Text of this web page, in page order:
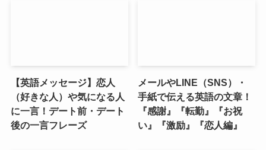
【英語メッセージ】恋人
（好きな人）や気になる人
に一言！デート前・デート
後の一言フレーズ
メールやLINE（SNS）・
手紙で伝える英語の文章！
『感謝』『転勤』『お祝
い』『激励』『恋人編』